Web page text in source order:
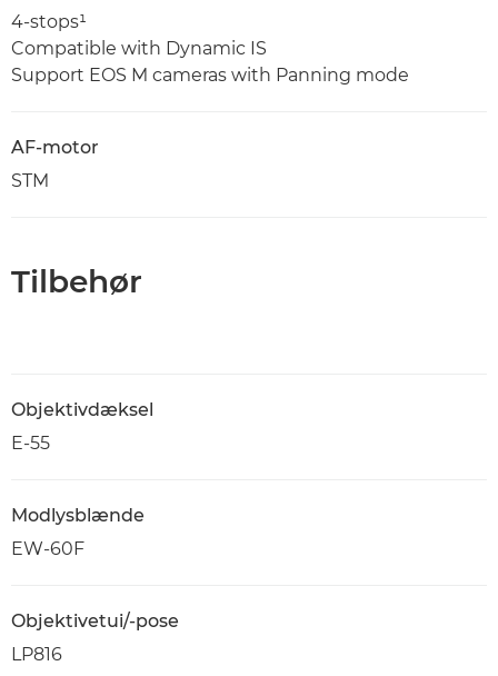
4-stops¹
Compatible with Dynamic IS
Support EOS M cameras with Panning mode
AF-motor
STM
Tilbehør
Objektivdæksel
E-55
Modlysblænde
EW-60F
Objektivetui/-pose
LP816